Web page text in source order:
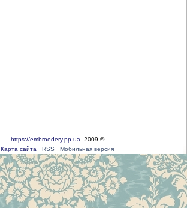
https://embroedery.pp.ua 2009 ©
Карта сайта
RSS Мобильная версия